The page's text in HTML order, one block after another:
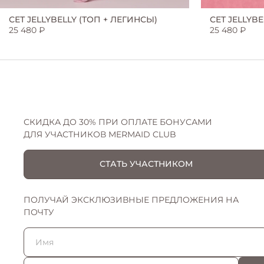
AURORA COLLECTION
GRACE COLLECTION
HLOE COLLECTION
CELINE
HLOE
СЕТ JELLYBELLY (ТОП + ЛЕГИНСЫ)
25 480 ₽
СЕТ
25 480 ₽
СКИДКА ДО 30% ПРИ ОПЛАТЕ БОНУСАМИ
ДЛЯ УЧАСТНИКОВ MERMAID CLUB
СТАТЬ УЧАСТНИКОМ
ПОЛУЧАЙ ЭКСКЛЮЗИВНЫЕ ПРЕДЛОЖЕНИЯ НА
ПОЧТУ